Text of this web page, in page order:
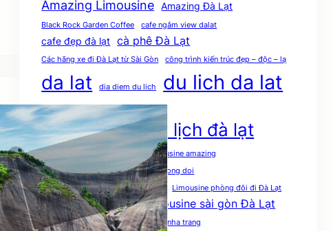
Amazing Limousine Amazing Đà Lạt
Black Rock Garden Coffee cafe ngắm view dalat
cafe đẹp đà lạt cà phê Đà Lạt
Các hãng xe đi Đà Lạt từ Sài Gòn công trình kiến trúc đẹp – độc – lạ
da lat dia diem du lich du lich da lat
du lich da lat dip tet
kinh nghiệm du lịch đà lạt
kiến trúc đẹp -độc -lạ đà lạt
Limousine amazing
Limousine nha trang
limousine phong doi
limousine phong doi sai gon da lat
Limousine phòng đôi đi Đà Lạt
limousine phòng đôi đà lạt
Limousine sài gòn Đà Lạt
Limousine đà lạt Limousine đà lạt nha trang